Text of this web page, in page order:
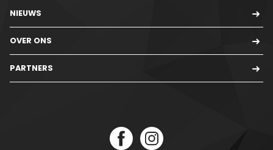
NIEUWS
OVER ONS
PARTNERS